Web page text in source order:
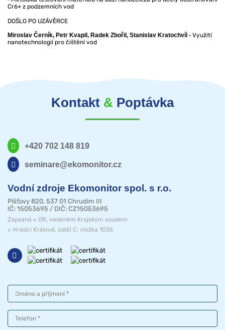
Cr6+ z podzemních vod
DOŠLO PO UZÁVĚRCE
Miroslav Černík, Petr Kvapil, Radek Zbořil, Stanislav Kratochvíl - Využití
nanotechnologií pro čištění vod
Kontakt & Poptávka
+420 702 148 819
seminare@ekomonitor.cz
Vodní zdroje Ekomonitor spol. s r.o.
Píšťovy 820, 537 01 Chrudim III
IČ: 15053695 / DIČ: CZ15053695
Zapsaná v OR, vedeném Krajským soudem
v Hradci Králové, oddíl C, vložka 1036
Jméno a příjmení
Telefon